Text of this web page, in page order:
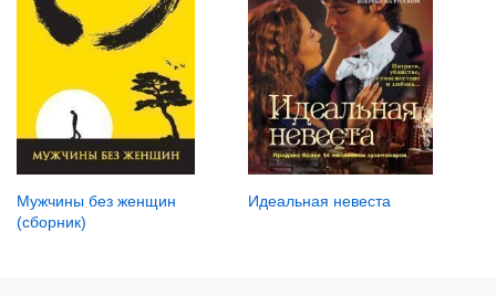
Мужчины без женщин
(сборник)
Идеальная невеста